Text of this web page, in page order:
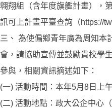
翱翔組（含年度旗艦計畫），
訊可上計畫平臺查詢（https://
三、 為使偏鄉青年廣為周知本
會，請協助宣傳並鼓勵貴校學
參與，相關資訊摘述如下：
(一) 活動時間：本年5月8日上
(二) 活動地點：政大公企中心